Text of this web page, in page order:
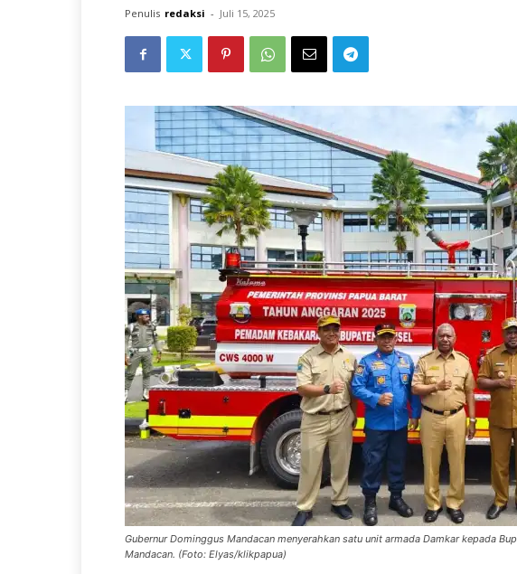
Penulis redaksi - Juli 15, 2025
Gubernur Dominggus Mandacan menyerahkan satu unit armada Damkar kepada
Mandacan. (Foto: Elyas/klikpapua)